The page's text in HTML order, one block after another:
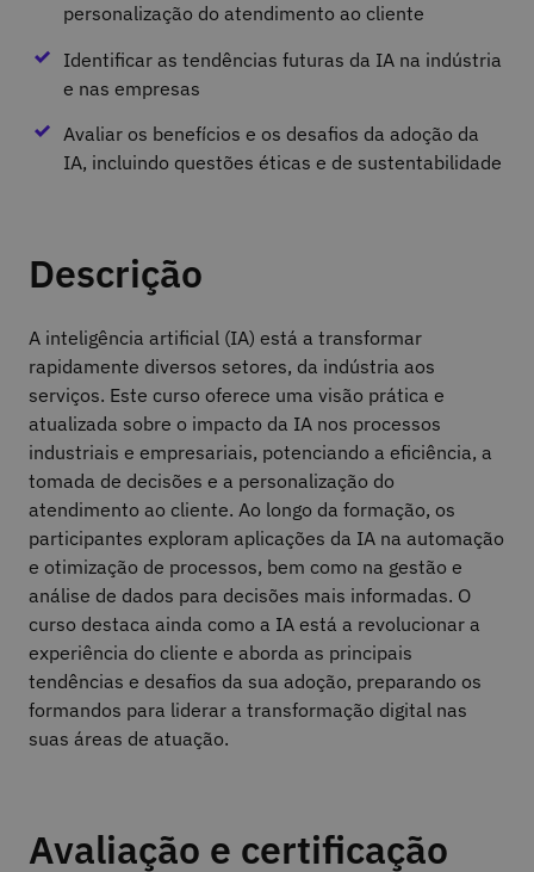
personalização do atendimento ao cliente
Identificar as tendências futuras da IA na indústria
e nas empresas
Avaliar os benefícios e os desafios da adoção da
IA, incluindo questões éticas e de sustentabilidade
Descrição
A inteligência artificial (IA) está a transformar
rapidamente diversos setores, da indústria aos
serviços. Este curso oferece uma visão prática e
atualizada sobre o impacto da IA nos processos
industriais e empresariais, potenciando a eficiência, a
tomada de decisões e a personalização do
atendimento ao cliente. Ao longo da formação, os
participantes exploram aplicações da IA na automação
e otimização de processos, bem como na gestão e
análise de dados para decisões mais informadas. O
curso destaca ainda como a IA está a revolucionar a
experiência do cliente e aborda as principais
tendências e desafios da sua adoção, preparando os
formandos para liderar a transformação digital nas
suas áreas de atuação.
Avaliação e certificação